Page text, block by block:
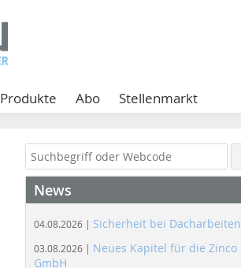
Produkte Abo Stellenmarkt
News
04.08.2026 | Sicherheit bei Dacharbeiten
03.08.2026 | Neues Kapitel für die Zinco
GmbH